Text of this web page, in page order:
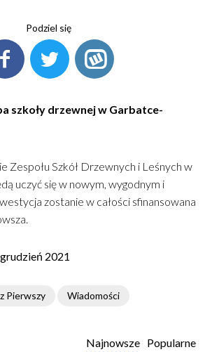
Podziel się
szkoły drzewnej w Garbatce-
Zespołu Szkół Drzewnych i Leśnych w
uczyć się w nowym, wygodnym i
zostanie w całości sfinansowana
2021
Pierwszy Wiadomości
Popularne
Najnowsze